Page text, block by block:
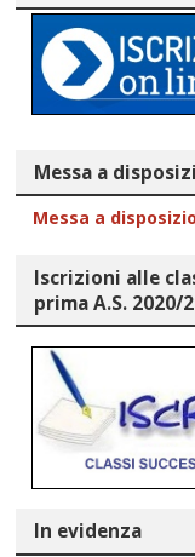
Messa a
Messa a
Iscrizioni alle
prima A.S. 2020/
In evidenza